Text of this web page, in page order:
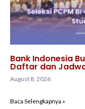
Bank Indonesia
Daftar dan
August 8, 2026
Baca Selengkapnya »